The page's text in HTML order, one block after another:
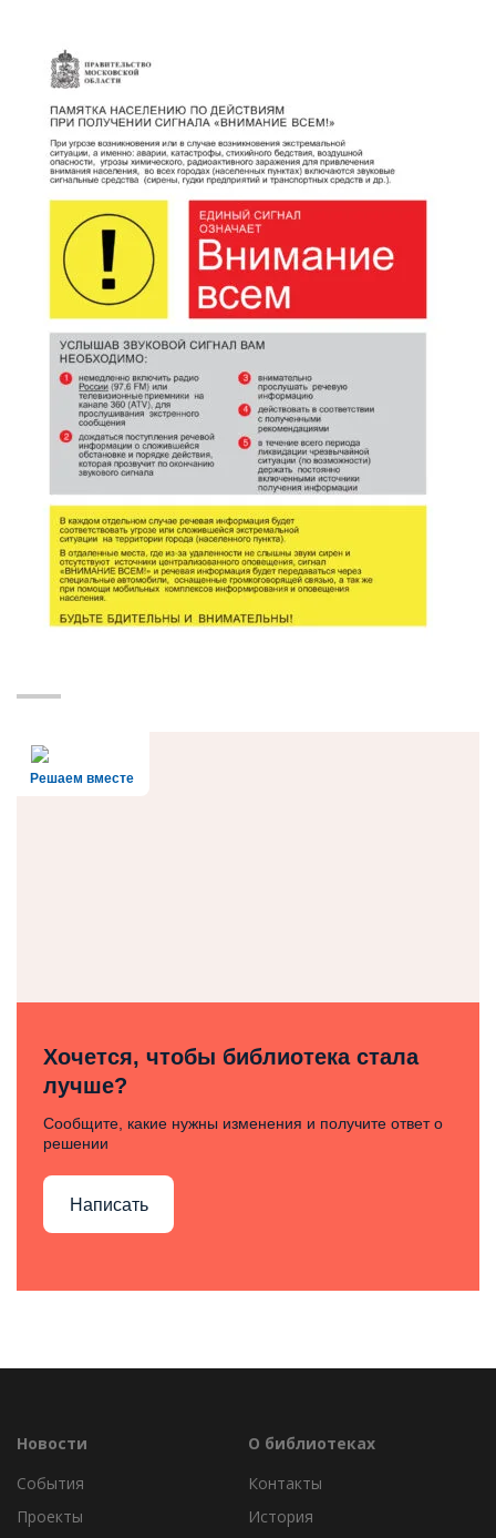
Решаем вместе
Хочется, чтобы библиотека стала
лучше?
Сообщите, какие нужны изменения и получите ответ о
решении
Написать
Новости
События
Проекты
О библиотеках
Контакты
История